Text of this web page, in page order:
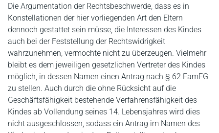
Die Argumentation der Rechtsbeschwerde, dass es in
Konstellationen der hier vorliegenden Art den Eltern
dennoch gestattet sein müsse, die Interessen des Kindes
auch bei der Feststellung der Rechtswidrigkeit
wahrzunehmen, vermochte nicht zu überzeugen. Vielmehr
bleibt es dem jeweiligen gesetzlichen Vertreter des Kindes
möglich, in dessen Namen einen Antrag nach § 62 FamFG
zu stellen. Auch durch die ohne Rücksicht auf die
Geschäftsfähigkeit bestehende Verfahrensfähigkeit des
Kindes ab Vollendung seines 14. Lebensjahres wird dies
nicht ausgeschlossen, sodass ein Antrag im Namen des